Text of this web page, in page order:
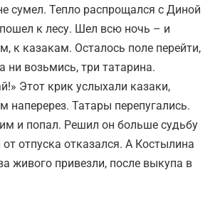
сумел. Тепло распрощался с Диной
пошел к лесу. Шел всю ночь – и
к казакам. Осталось поле перейти,
ни возьмись, три татарина.
Этот крик услыхали казаки,
наперерез. Татары перепугались.
и попал. Решил он больше судьбу
отпуска отказался. А Костылина
живого привезли, после выкупа в